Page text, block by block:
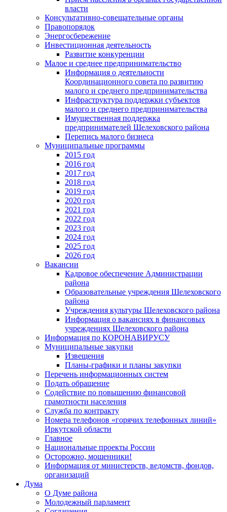
власти
Консультативно-совещательные органы
Правопорядок
Энергосбережение
Инвестиционная деятельность
Развитие конкуренции
Малое и среднее предпринимательство
Информация о деятельности
Координационного совета по развитию
малого и среднего предпринимательства
Инфраструктура поддержки субъектов
малого и среднего предпринимательства
Имущественная поддержка
предпринимателей Шелеховского района
Перепись малого бизнеса
Муниципальные программы
2015 год
2016 год
2017 год
2018 год
2019 год
2020 год
2021 год
2022 год
2023 год
2024 год
2025 год
2026 год
Вакансии
Кадровое обеспечение Администрации
района
Образовательные учреждения Шелеховского
района
Учреждения культуры Шелеховского района
Информация о вакансиях в финансовых
учреждениях Шелеховского района
Информация по КОРОНАВИРУСУ
Муниципальные закупки
Извещения
Планы-графики и планы закупки
Перечень информационных систем
Подать обращение
Содействие по повышению финансовой
грамотности населения
Служба по контракту
Номера телефонов «горячих телефонных линий»
Иркутской области
Главное
Национальные проекты России
Осторожно, мошенники!
Информация от министерств, ведомств, фондов,
организаций
Дума
О Думе района
Молодежный парламент